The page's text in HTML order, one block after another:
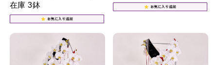
在庫 3鉢